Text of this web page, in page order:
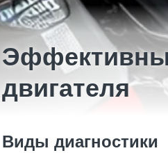
двигателя
Виды диагностики